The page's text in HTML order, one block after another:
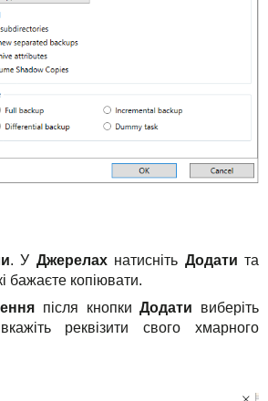
. У Джерелах натисніть Додатита
бажаєте копіювати.
після кнопкиДодати виберіть
реквізити свого хмарного